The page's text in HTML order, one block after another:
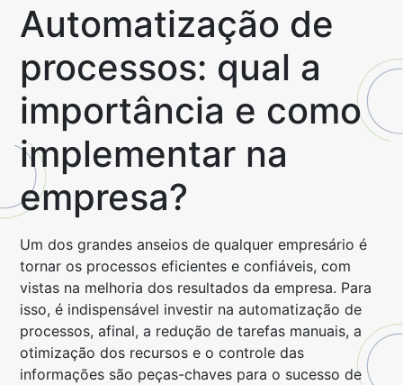
Automatização de
processos: qual a
importância e como
implementar na
empresa?
Um dos grandes anseios de qualquer empresário é
tornar os processos eficientes e confiáveis, com
vistas na melhoria dos resultados da empresa. Para
isso, é indispensável investir na automatização de
processos, afinal, a redução de tarefas manuais, a
otimização dos recursos e o controle das
informações são peças-chaves para o sucesso de